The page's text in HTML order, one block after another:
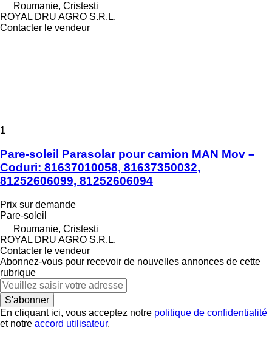
Roumanie, Cristesti
ROYAL DRU AGRO S.R.L.
Contacter le vendeur
1
Pare-soleil Parasolar pour camion MAN Mov –
Coduri: 81637010058, 81637350032,
81252606099, 81252606094
Prix sur demande
Pare-soleil
Roumanie, Cristesti
ROYAL DRU AGRO S.R.L.
Contacter le vendeur
Abonnez-vous pour recevoir de nouvelles annonces de cette
rubrique
S'abonner
En cliquant ici, vous acceptez notre politique de confidentialité
et notre accord utilisateur.